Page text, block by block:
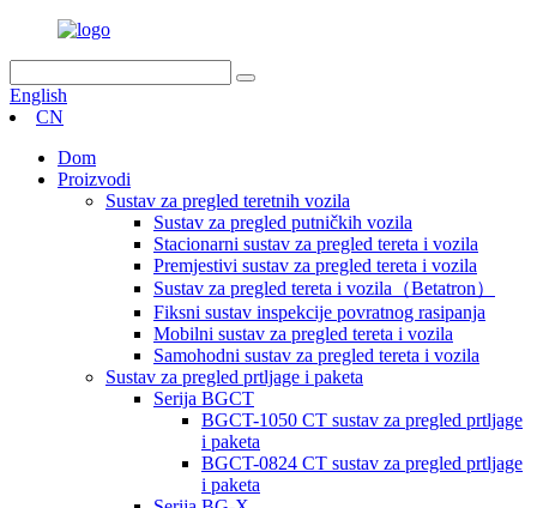
English
CN
Dom
Proizvodi
Sustav za pregled teretnih vozila
Sustav za pregled putničkih vozila
Stacionarni sustav za pregled tereta i vozila
Premjestivi sustav za pregled tereta i vozila
Sustav za pregled tereta i vozila（Betatron）
Fiksni sustav inspekcije povratnog rasipanja
Mobilni sustav za pregled tereta i vozila
Samohodni sustav za pregled tereta i vozila
Sustav za pregled prtljage i paketa
Serija BGCT
BGCT-1050 CT sustav za pregled prtljage
i paketa
BGCT-0824 CT sustav za pregled prtljage
i paketa